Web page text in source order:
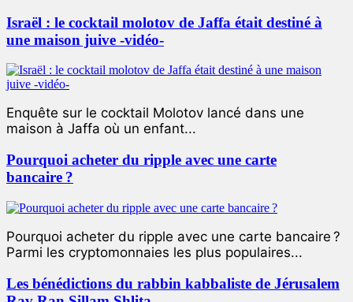
Israël : le cocktail molotov de Jaffa était destiné à
une maison juive -vidéo-
Enquête sur le cocktail Molotov lancé dans une
maison à Jaffa où un enfant...
Pourquoi acheter du ripple avec une carte
bancaire ?
Pourquoi acheter du ripple avec une carte bancaire ?
Parmi les cryptomonnaies les plus populaires...
Les bénédictions du rabbin kabbaliste de Jérusalem